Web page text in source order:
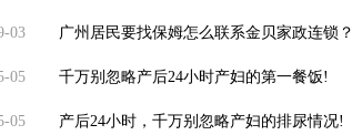
03 广州居民要找保姆怎么联系金贝家政连锁？
05 千万别忽略产后24小时产妇的第一餐饭!
05 产后24小时，千万别忽略产妇的排尿情况!